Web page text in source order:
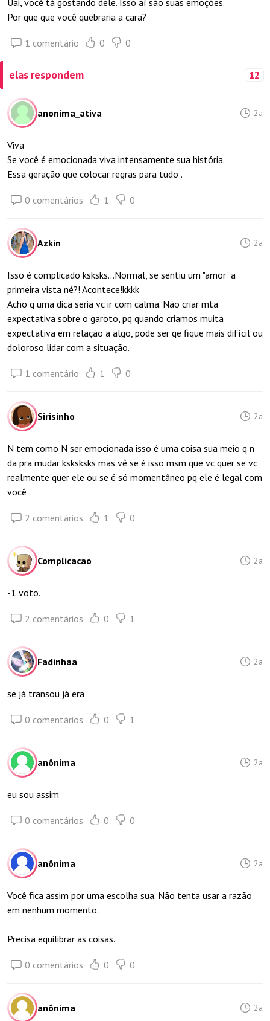
Uai, você tá gostando dele. Isso aí são suas emoções.
Por que que você quebraria a cara?
1 comentário 0 0
elas respondem 12
anonima_ativa 2a
Viva
Se você é emocionada viva intensamente sua história.
Essa geração que colocar regras para tudo .
0 comentários 1 0
Azkin 2a
Isso é complicado ksksks...Normal, se sentiu um "amor" a
primeira vista né?! Acontece!kkkk
Acho q uma dica seria vc ir com calma. Não criar mta
expectativa sobre o garoto, pq quando criamos muita
expectativa em relação a algo, pode ser qe fique mais difícil ou
doloroso lidar com a situação.
1 comentário 1 0
Sirisinho 2a
N tem como N ser emocionada isso é uma coisa sua meio q n
da pra mudar ksksksks mas vê se é isso msm que vc quer se vc
realmente quer ele ou se é só momentâneo pq ele é legal com
você
2 comentários 1 0
Complicacao 2a
-1 voto.
2 comentários 0 1
Fadinhaa 2a
se já transou já era
0 comentários 0 1
anônima 2a
eu sou assim
0 comentários 0 0
anônima 2a
Você fica assim por uma escolha sua. Não tenta usar a razão
em nenhum momento.
Precisa equilibrar as coisas.
0 comentários 0 0
anônima 2a